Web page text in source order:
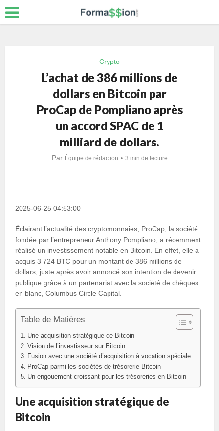
Crypto
L’achat de 386 millions de
dollars en Bitcoin par
ProCap de Pompliano après
un accord SPAC de 1
milliard de dollars.
Par Équipe de rédaction 3 min de lecture
2025-06-25 04:53:00
Éclairant l’actualité des cryptomonnaies, ProCap, la société
fondée par l’entrepreneur Anthony Pompliano, a récemment
réalisé un investissement notable en Bitcoin. En effet, elle a
acquis 3 724 BTC pour un montant de 386 millions de
dollars, juste après avoir annoncé son intention de devenir
publique grâce à un partenariat avec la société de chèques
en blanc, Columbus Circle Capital.
Table de Matières
Une acquisition stratégique de Bitcoin
Vision de l’investisseur sur Bitcoin
Fusion avec une société d’acquisition à vocation spéciale
ProCap parmi les sociétés de trésorerie Bitcoin
Un engouement croissant pour les trésoreries en Bitcoin
Une acquisition stratégique de
Bitcoin